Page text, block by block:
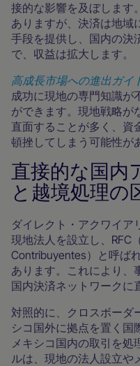
接的な影響を及ぼします
ありますが、決済は地域
手段を提供し、国内の決
で、収益は拡大します。
高成長市場への進出ガイ
成功に現地の専門知識が
ができます。現地戦略が
直面することが多く、資
頓挫してしまう可能性が
直接的な国内
と越境処理の
ダイレクト・アクワイア
現地法人を設立し、RFC
Contribuyentes）と呼ば
あります。これにより、
国内決済ネットワークに
対照的に、クロスボーダ
シコ国外に拠点を置く国
メキシコ国内の取引を処
ルは、現地の法人設立や